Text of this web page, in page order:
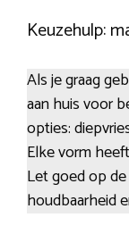
Keuzehulp:
Als je graag
aan huis voor
opties:
Elke vorm
Let goed op
houdbaarheid